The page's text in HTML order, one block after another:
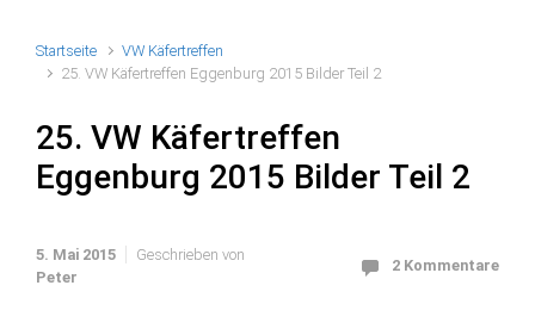
Startseite
VW Käfertreffen
25. VW Käfertreffen Eggenburg 2015 Bilder Teil 2
25. VW Käfertreffen
Eggenburg 2015 Bilder Teil 2
5. Mai 2015
Geschrieben von
Peter
2 Kommentare